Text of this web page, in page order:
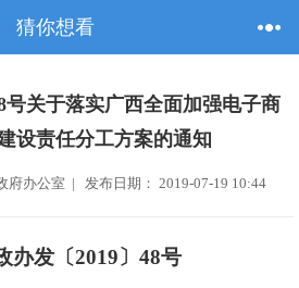
猜你想看
号关于落实广西全面加强电子商
设责任分工方案的通知
府办公室 | 发布日期： 2019-07-19 10:44
办发〔2019〕48号